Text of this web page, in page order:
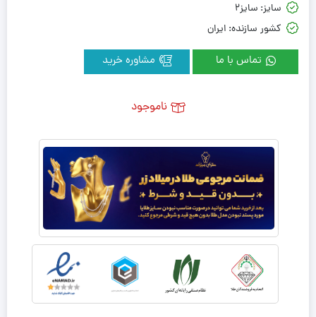
سایز: سایز2
کشور سازنده: ایران
تماس با ما
ناموجود